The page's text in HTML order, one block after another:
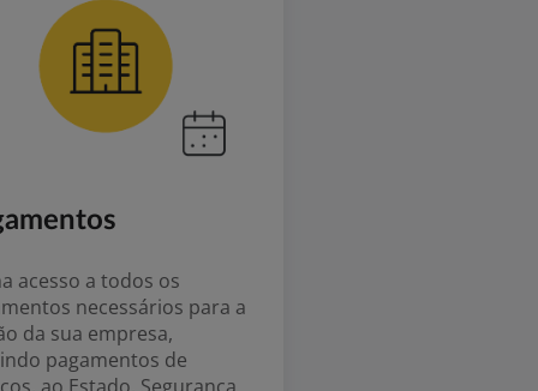
acesso a todos os
necessários para a
da sua empresa,
pagamentos de